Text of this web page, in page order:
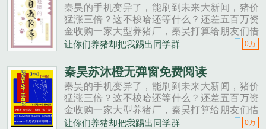
秦昊的手机变异了，能刷到未来大新闻，猪价
猛涨三倍？这不梭哈还等什么？还差五百万资
金收购一家大型养猪厂，秦昊打算给朋友们借
一点。秦昊老班长啊，我想回家养猪，要不要
秦昊二狗子，借500万买点......
让你们养猪却把我踢出同学群 0万
秦昊苏沐橙无弹窗免费阅读
秦昊的手机变异了，能刷到未来大新闻，猪价
猛涨三倍？这不梭哈还等什么？还差五百万资
金收购一家大型养猪厂，秦昊打算给朋友们借
一点。秦昊老班长啊，我想回家养猪，要不要
让你们养猪却把我踢出同学群 0万